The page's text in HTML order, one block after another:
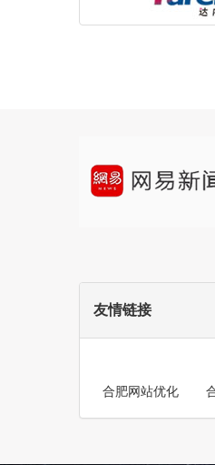
友情链接
合肥网站优化